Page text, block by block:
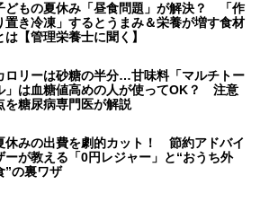
どもの夏休み「昼食問題」が解決？ 「作
置き冷凍」するとうまみ＆栄養が増す食材
は【管理栄養士に聞く】
ロリーは砂糖の半分…甘味料「マルチトー
」は血糖値高めの人が使ってOK？ 注意
を糖尿病専門医が解説
休みの出費を劇的カット！ 節約アドバイ
ーが教える「0円レジャー」と“おうち外
”の裏ワザ